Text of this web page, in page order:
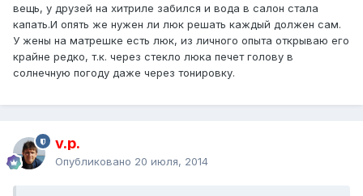
вещь, у друзей на хитриле забился и вода в салон стала
капать.И опять же нужен ли люк решать каждый должен сам.
У жены на матрешке есть люк, из личного опыта открываю его
крайне редко, т.к. через стекло люка печет голову в
солнечную погоду даже через тонировку.
v.p.
Опубликовано 20 июля, 2014